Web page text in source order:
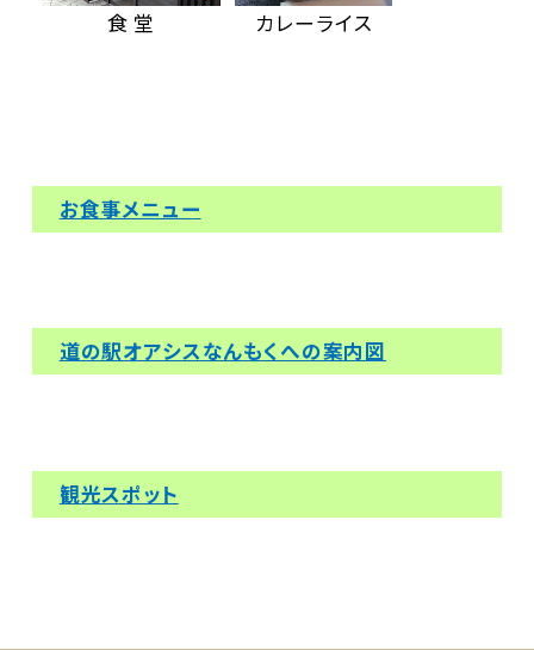
食 堂 カレーライス
お食事メニュー
道の駅オアシスなんもくへの案内図
観光スポット